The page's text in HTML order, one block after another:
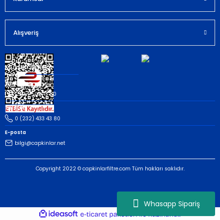
Whasapp Sipariş
Alışveriş
Müşteri İletişim
Whatsapp
(535) 503 43 80
Telefon
0 (232) 433 43 80
E-posta
bilgi@capkinlar.net
Copyright 2022 © capkinlarfiltre.com Tüm hakları saklıdır.
ideasoft